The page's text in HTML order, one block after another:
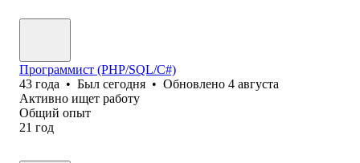
Программист (PHP/SQL/C#)
43 года • Был сегодня • Обновлено 4 августа
Активно ищет работу
Общий опыт
21 год